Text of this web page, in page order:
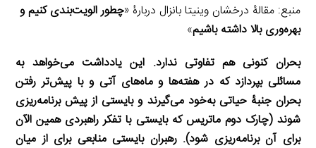
منبع: مقالۀ درخشان وینیتا بانزال دربارۀ «چطور الویت‌بندی کنیم و
بهره‌وری بالا داشته باشیم»
بحران کنونی هم تفاوتی ندارد. این یادداشت می‌خواهد به
مسائلی بپردازد که در هفته‌ها و ماه‌های آتی و با پیش‌تر رفتن
بحران جنبۀ حیاتی به‌خود می‌گیرند و بایستی از پیش برنامه‌ریزی
شوند (چارک دوم ماتریس که بایستی با تفکر راهبردی همین الآن
برای آن برنامه‌ریزی شود). رهبران بایستی منابعی برای از میان